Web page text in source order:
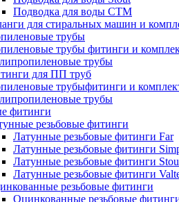
Подводка для воды СТМ
для стиральных машин и
трубы
трубы фитинги и
трубы
для ПП труб
трубыфитинги и
трубы
фитинги
резьбовые фитинги
Латунные резьбовые фитинги Far
Латунные резьбовые фитинги
Латунные резьбовые фитинги
Латунные резьбовые фитинги
резьбовые фитинги
Оцинкованные резьбовые